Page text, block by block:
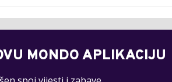
MONDO APLIKACIJU